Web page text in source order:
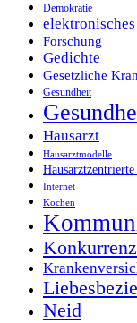
Demokratie
Forschung
Gedichte
Gesetzliche
Gesundheit
Hausarzt
Hausarztmodelle
Internet
Kochen
Konkurrenz
Neid